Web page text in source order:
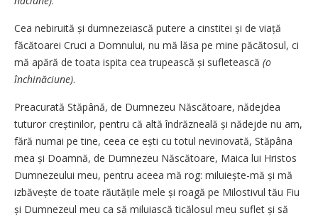
Cea nebiruită și dumnezeiască putere a cinstitei și de viață
făcătoarei Cruci a Dom­nu­lui, nu mă lăsa pe mine pă­cătosul, ci
mă apără de toata ispita cea trupească și sufletească (o
închinăciune).
Preacurată Stăpână, de Dum­ne­zeu Năs­­­­că­toare, nădejdea
tuturor crești­ni­lor, pen­tru că altă îndrăzneală și nă­dejde nu am,
fără numai pe tine, ceea ce ești cu totul nevinovată, Stă­pâna
mea și Doam­nă, de Dumne­zeu Născătoare, Mai­ca lui Hristos
Dum­nezeului meu, pentru aceea mă rog: mi­luiește-mă și mă
izbăvește de toate rău­tățile mele și roagă pe Milostivul tău Fiu
și Dum­nezeul meu ca să mi­luiască tică­losul meu suflet și să